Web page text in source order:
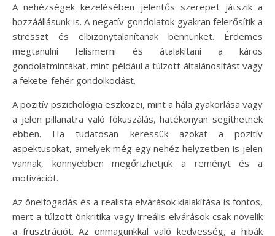
A nehézségek kezelésében jelentős szerepet játszik a
hozzáállásunk is. A negatív gondolatok gyakran felerősítik a
stresszt és elbizonytalanítanak bennünket. Érdemes
megtanulni felismerni és átalakítani a káros
gondolatmintákat, mint például a túlzott általánosítást vagy
a fekete-fehér gondolkodást.
A pozitív pszichológia eszközei, mint a hála gyakorlása vagy
a jelen pillanatra való fókuszálás, hatékonyan segíthetnek
ebben. Ha tudatosan keressük azokat a pozitív
aspektusokat, amelyek még egy nehéz helyzetben is jelen
vannak, könnyebben megőrizhetjük a reményt és a
motivációt.
Az önelfogadás és a realista elvárások kialakítása is fontos,
mert a túlzott önkritika vagy irreális elvárások csak növelik
a frusztrációt. Az önmagunkkal való kedvesség, a hibák